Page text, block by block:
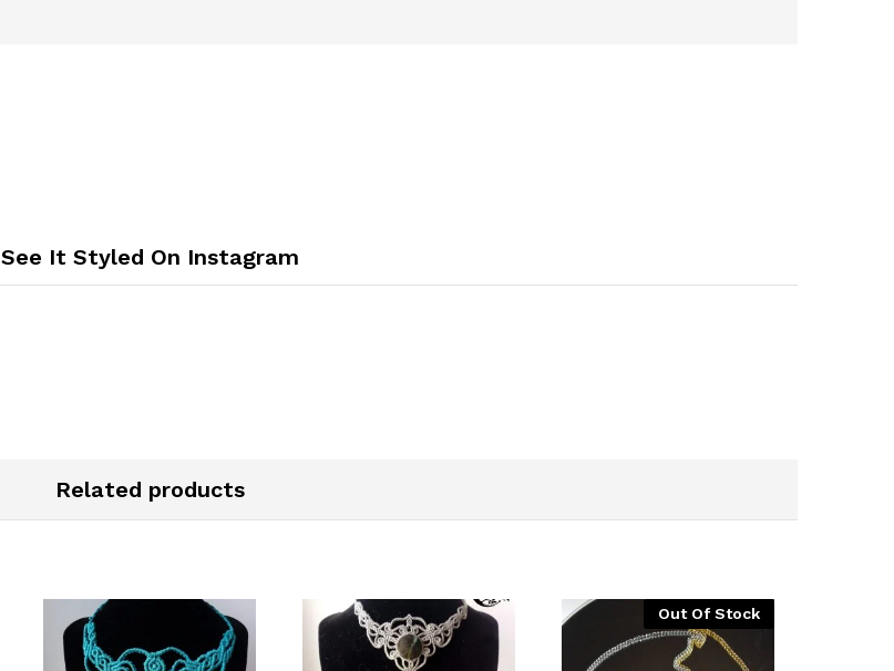
See It Styled On Instagram
Related products
Out Of Stock